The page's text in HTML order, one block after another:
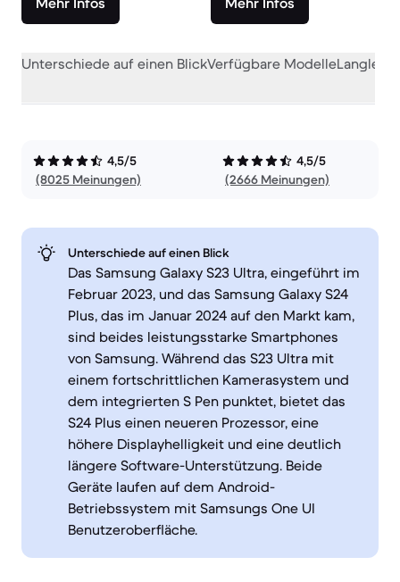
Unterschiede auf einen BlickVerfügbare Modelle
4,5/5
(8025 Meinungen)
4,5/5
(2666 Meinungen)
Unterschiede auf einen Blick
Das Samsung Galaxy S23 Ultra, eingeführt im
Februar 2023, und das Samsung Galaxy S24
Plus, das im Januar 2024 auf den Markt kam,
sind beides leistungsstarke Smartphones
von Samsung. Während das S23 Ultra mit
einem fortschrittlichen Kamerasystem und
dem integrierten S Pen punktet, bietet das
S24 Plus einen neueren Prozessor, eine
höhere Displayhelligkeit und eine deutlich
längere Software-Unterstützung. Beide
Geräte laufen auf dem Android-
Betriebssystem mit Samsungs One UI
Benutzeroberfläche.